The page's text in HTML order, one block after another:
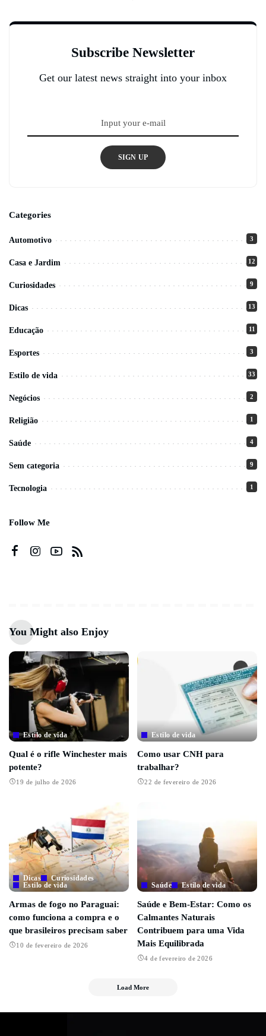
Subscribe Newsletter
Get our latest news straight into your inbox
SIGN UP
Categories
Automotivo 3
Casa e Jardim 12
Curiosidades 9
Dicas 13
Educação 11
Esportes 3
Estilo de vida 33
Negócios 2
Religião 1
Saúde 4
Sem categoria 9
Tecnologia 1
Follow Me
You Might also Enjoy
Estilo de vida
Qual é o rifle Winchester mais
potente?
19 de julho de 2026
Estilo de vida
Como usar CNH para
trabalhar?
22 de fevereiro de 2026
Dicas
Curiosidades
Estilo de vida
Armas de fogo no Paraguai:
como funciona a compra e o
que brasileiros precisam saber
10 de fevereiro de 2026
Saúde Estilo de vida
Saúde e Bem-Estar: Como os
Calmantes Naturais
Contribuem para uma Vida
Mais Equilibrada
4 de fevereiro de 2026
Load More